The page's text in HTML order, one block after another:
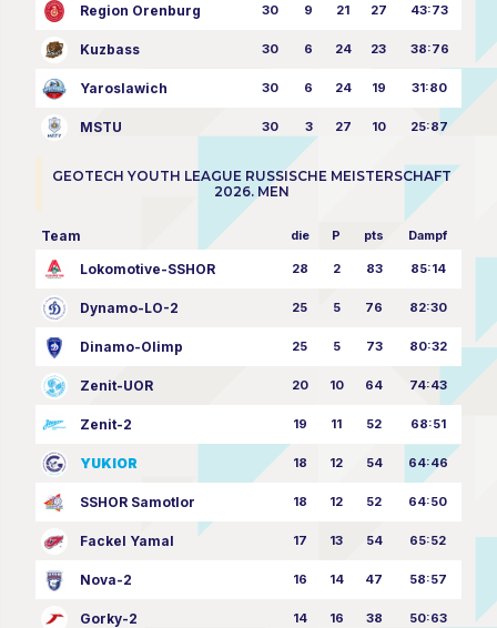
Region Orenburg 30 9 21 27 43:73
Kuzbass 30 6 24 23 38:76
Yaroslawich 30 6 24 19 31:80
MSTU 30 3 27 10 25:87
GEOTECH YOUTH LEAGUE RUSSISCHE MEISTERSCHAFT
2026. MEN
Team die P pts Dampf
Lokomotive-SSHOR 28 2 83 85:14
Dynamo-LO-2 25 5 76 82:30
Dinamo-Olimp 25 5 73 80:32
Zenit-UOR 20 10 64 74:43
Zenit-2 19 11 52 68:51
YUKIOR 18 12 54 64:46
SSHOR Samotlor 18 12 52 64:50
Fackel Yamal 17 13 54 65:52
Nova-2 16 14 47 58:57
Gorky-2 14 16 38 50:63